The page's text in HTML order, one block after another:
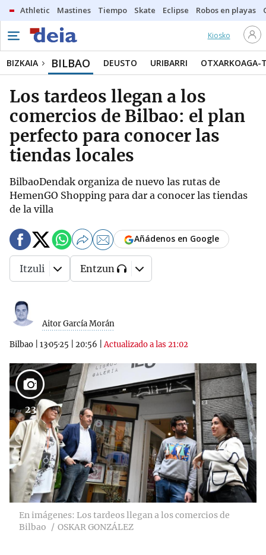
Athletic Mastines Tiempo Skate Eclipse Robos en playas
Kiosko
BIZKAIA BILBAO DEUSTO URIBARRI OTXARKOAGA-
Los tardeos llegan a los
comercios de Bilbao: el plan
perfecto para conocer las
tiendas locales
BilbaoDendak organiza de nuevo las rutas de
HemenGO Shopping para dar a conocer las tiendas
de la villa
Aitor García Morán
Bilbao 13·05·25 20:56 |Actualizado a las 21:02
Añádenos en Google
Itzuli Entzun
23
En imágenes: Los tardeos llegan a los comercios de
Bilbao
OSKAR GONZÁLEZ